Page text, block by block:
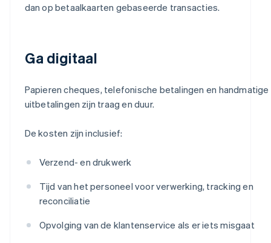
dan op betaalkaarten gebaseerde transacties.
Ga digitaal
Papieren cheques, telefonische betalingen en handmatige
uitbetalingen zijn traag en duur.
De kosten zijn inclusief:
Verzend- en drukwerk
Tijd van het personeel voor verwerking, tracking en
reconciliatie
Opvolging van de klantenservice als er iets misgaat